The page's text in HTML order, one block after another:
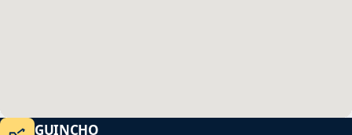
GUINCHO